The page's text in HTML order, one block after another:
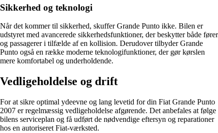
Sikkerhed og teknologi
Når det kommer til sikkerhed, skuffer Grande Punto ikke. Bilen er
udstyret med avancerede sikkerhedsfunktioner, der beskytter både fører
og passagerer i tilfælde af en kollision. Derudover tilbyder Grande
Punto også en række moderne teknologifunktioner, der gør kørslen
mere komfortabel og underholdende.
Vedligeholdelse og drift
For at sikre optimal ydeevne og lang levetid for din Fiat Grande Punto
2007 er regelmæssig vedligeholdelse afgørende. Det anbefales at følge
bilens serviceplan og få udført de nødvendige eftersyn og reparationer
hos en autoriseret Fiat-værksted.